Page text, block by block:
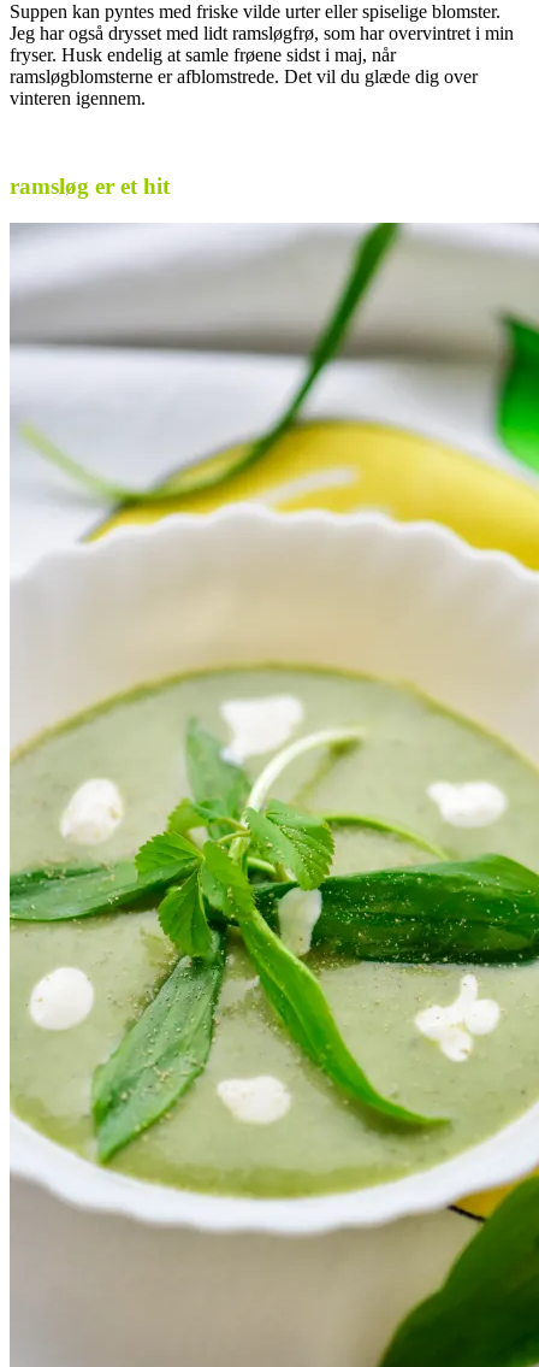
Suppen kan pyntes med friske vilde urter eller spiselige blomster.
Jeg har også drysset med lidt ramsløgfrø, som har overvintret i min
fryser. Husk endelig at samle frøene sidst i maj, når
ramsløgblomsterne er afblomstrede. Det vil du glæde dig over
vinteren igennem.
ramsløg er et hit